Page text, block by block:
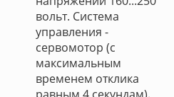
вольт. Система
управления -
сервомотор (с
максимальным
временем отклика